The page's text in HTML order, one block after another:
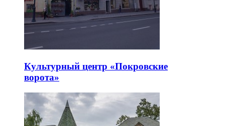
Культурный центр «Покровские
ворота»